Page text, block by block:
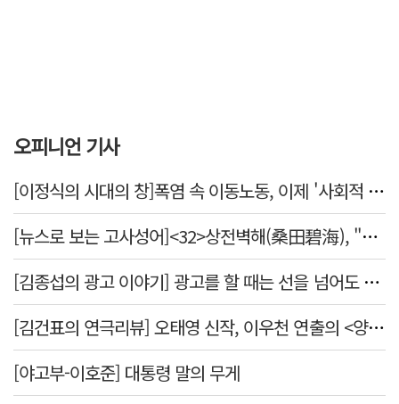
오피니언 기사
[이정식의 시대의 창]폭염 속 이동노동, 이제 '사회적 위험 관리'로 전환할 때
[뉴스로 보는 고사성어]<32>상전벽해(桑田碧海), "뽕나무밭이 푸른 바다가 되었다."
[김종섭의 광고 이야기] 광고를 할 때는 선을 넘어도 좋습니다.
[김건표의 연극리뷰] 오태영 신작, 이우천 연출의 <양은 양순하다>"국민을 온순한 양으로 길들이는 전체주의적 정치의 알레고리"
[야고부-이호준] 대통령 말의 무게